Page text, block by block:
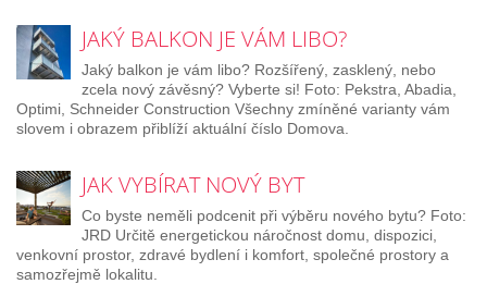
JAKÝ BALKON JE VÁM LIBO?
Jaký balkon je vám libo? Rozšířený, zasklený, nebo
zcela nový závěsný? Vyberte si! Foto: Pekstra, Abadia,
Optimi, Schneider Construction Všechny zmíněné varianty vám
slovem i obrazem přiblíží aktuální číslo Domova.
JAK VYBÍRAT NOVÝ BYT
Co byste neměli podcenit při výběru nového bytu? Foto:
JRD Určitě energetickou náročnost domu, dispozici,
venkovní prostor, zdravé bydlení i komfort, společné prostory a
samozřejmě lokalitu.